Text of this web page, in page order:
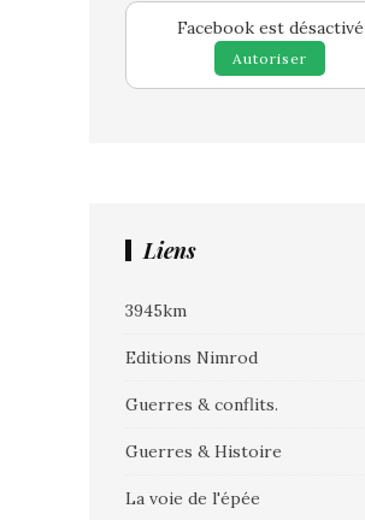
Facebook est désactivé
Autoriser
Liens
3945km
Editions Nimrod
Guerres & conflits.
Guerres & Histoire
La voie de l'épée